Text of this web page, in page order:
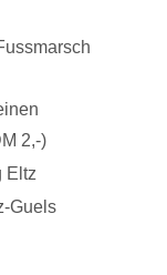
2,-)
Eltz
Guels